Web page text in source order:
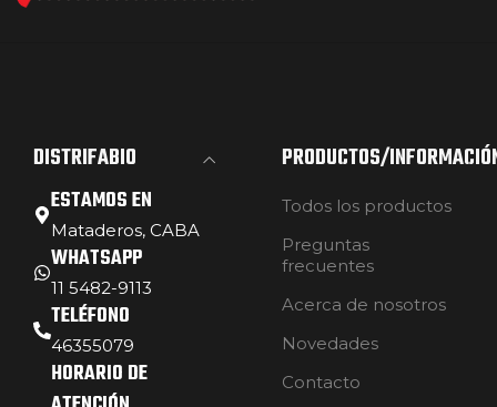
DISTRIFABIO
ESTAMOS EN
Mataderos, CABA
WHATSAPP
11 5482-9113
TELÉFONO
46355079
HORARIO DE
PRODUCTOS/
Todos los productos
Preguntas
frecuentes
Acerca de nosotros
Novedades
Contacto